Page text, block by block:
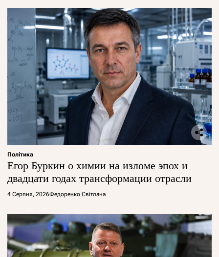
Політика
Егор Буркин о химии на изломе эпох и
двадцати годах трансформации отрасли
4 Серпня, 2026Федоренко Світлана